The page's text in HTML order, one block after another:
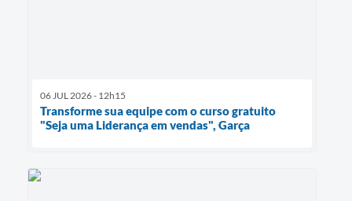
06 JUL 2026 - 12h15
Transforme sua equipe com o curso gratuito
"Seja uma Liderança em vendas", Garça